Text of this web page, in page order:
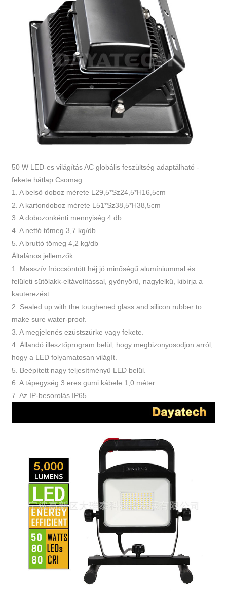
50 W LED-es világítás AC globális feszültség adaptálható -
fekete hátlap Csomag
1. A belső doboz mérete L29,5*Sz24,5*H16,5cm
2. A kartondoboz mérete L51*Sz38,5*H38,5cm
3. A dobozonkénti mennyiség 4 db
4. A nettó tömeg 3,7 kg/db
5. A bruttó tömeg 4,2 kg/db
Általános jellemzők:
1. Masszív fröccsöntött héj jó minőségű alumíniummal és
felületi sütőlakk-eltávolítással, gyönyörű, nagylelkű, kibírja a
kauterezést
2. Sealed up with the toughened glass and silicon rubber to
make sure water-proof.
3. A megjelenés ezüstszürke vagy fekete.
4. Állandó illesztőprogram belül, hogy megbizonyosodjon arról,
hogy a LED folyamatosan világít.
5. Beépített nagy teljesítményű LED belül.
6. A tápegység 3 eres gumi kábele 1,0 méter.
7. Az IP-besorolás IP65.